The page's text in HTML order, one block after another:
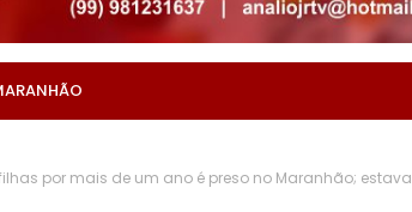
por mais de um ano é preso no Maranhão; estava